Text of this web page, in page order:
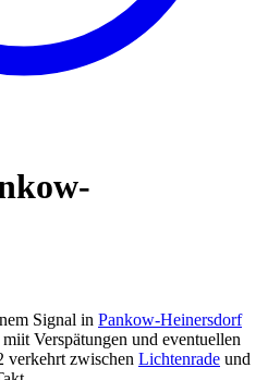
Signal in Pankow-Heinersdorf
miit Verspätungen und eventuellen
verkehrt zwischen Lichtenrade und